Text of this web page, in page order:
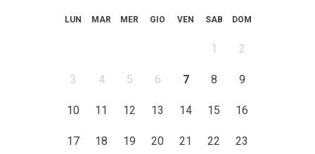
LUN MAR MER GIO VEN SAB DOM
1 2
3 4 5 6 7 8 9
10 11 12 13 14 15 16
17 18 19 20 21 22 23